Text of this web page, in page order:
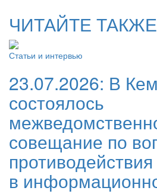
ЧИТАЙТЕ
Статьи и интервью
23.07.2026: В
состоялось
совещание по
в